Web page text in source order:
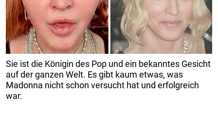
Sie ist die Königin des Pop und ein bekanntes Gesicht
auf der ganzen Welt. Es gibt kaum etwas, was
Madonna nicht schon versucht hat und erfolgreich
war.